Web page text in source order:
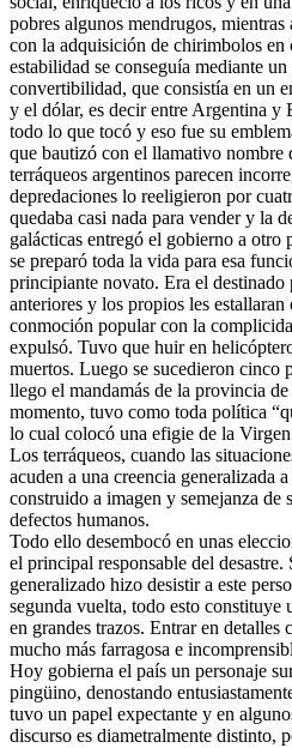
pobres algunos mendrugos, mientras
con la adquisición de chirimbolos en
estabilidad se conseguía mediante
convertibilidad, que consistía en un
y el dólar, es decir entre Argentina y
todo lo que tocó y eso fue su
que bautizó con el llamativo nombre
terráqueos argentinos parecen
depredaciones lo reeligieron por
quedaba casi nada para vender y la
galácticas entregó el gobierno a otro
se preparó toda la vida para esa
principiante novato. Era el destinado
anteriores y los propios les
conmoción popular con la
expulsó. Tuvo que huir en
muertos. Luego se sucedieron cinco
llego el mandamás de la provincia
momento, tuvo como toda política
lo cual colocó una efigie de la
Los terráqueos, cuando las
acuden a una creencia generalizada
construido a imagen y semejanza de
defectos humanos.
Todo ello desembocó en unas
el principal responsable del
generalizado hizo desistir a este
segunda vuelta, todo esto
en grandes trazos. Entrar en detalles
mucho más farragosa e
Hoy gobierna el país un personaje
pingüino, denostando
tuvo un papel expectante y en
discurso es diametralmente distinto,